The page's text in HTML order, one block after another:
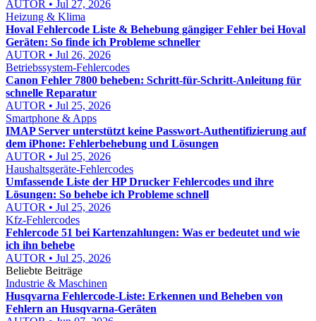
AUTOR • Jul 27, 2026
Heizung & Klima
Hoval Fehlercode Liste & Behebung gängiger Fehler bei Hoval
Geräten: So finde ich Probleme schneller
AUTOR • Jul 26, 2026
Betriebssystem-Fehlercodes
Canon Fehler 7800 beheben: Schritt-für-Schritt-Anleitung für
schnelle Reparatur
AUTOR • Jul 25, 2026
Smartphone & Apps
IMAP Server unterstützt keine Passwort-Authentifizierung auf
dem iPhone: Fehlerbehebung und Lösungen
AUTOR • Jul 25, 2026
Haushaltsgeräte-Fehlercodes
Umfassende Liste der HP Drucker Fehlercodes und ihre
Lösungen: So behebe ich Probleme schnell
AUTOR • Jul 25, 2026
Kfz-Fehlercodes
Fehlercode 51 bei Kartenzahlungen: Was er bedeutet und wie
ich ihn behebe
AUTOR • Jul 25, 2026
Beliebte Beiträge
Industrie & Maschinen
Husqvarna Fehlercode-Liste: Erkennen und Beheben von
Fehlern an Husqvarna-Geräten